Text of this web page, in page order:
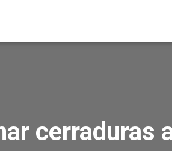
cerraduras